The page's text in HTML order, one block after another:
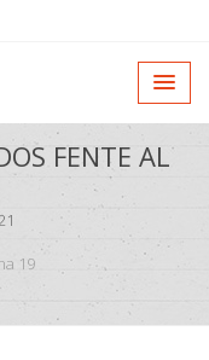
FENTE AL
19